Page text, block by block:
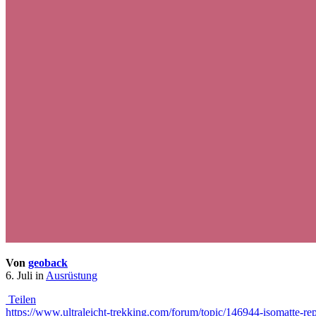
Von geoback
6. Juli inAusrüstung
Teilen
https://www.ultraleicht-trekking.com/forum/topic/146944-isomatte-